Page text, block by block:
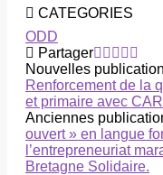
CATEGORIES
ODD
Partager
Nouvelles
Renforcement de la
et primaire avec
Anciennes
ouvert » en langue
l’entrepreneuriat
Bretagne Solidaire.